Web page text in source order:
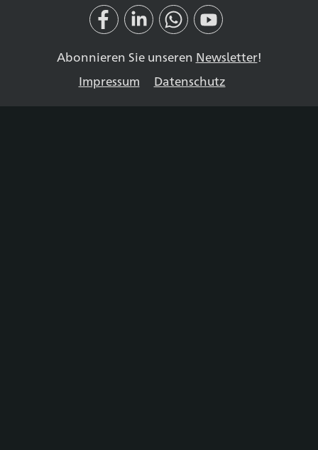
Abonnieren Sie unseren Newsletter!
Impressum
Datenschutz